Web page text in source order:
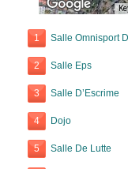
1 Salle Omnisport
2 Salle Eps
3 Salle D’Escrime
4 Dojo
5 Salle De Lutte